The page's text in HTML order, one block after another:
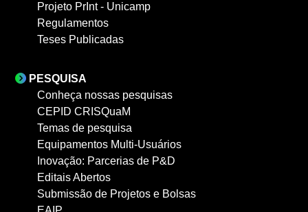
Projeto PrInt - Unicamp
Regulamentos
Teses Publicadas
PESQUISA
Conheça nossas pesquisas
CEPID CRISQuaM
Temas de pesquisa
Equipamentos Multi-Usuários
Inovação: Parcerias de P&D
Editais Abertos
Submissão de Projetos e Bolsas